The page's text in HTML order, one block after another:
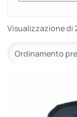
Visualizzazione di